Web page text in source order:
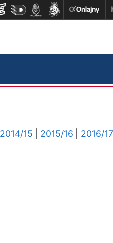
2014/15 2015/16 2016/17